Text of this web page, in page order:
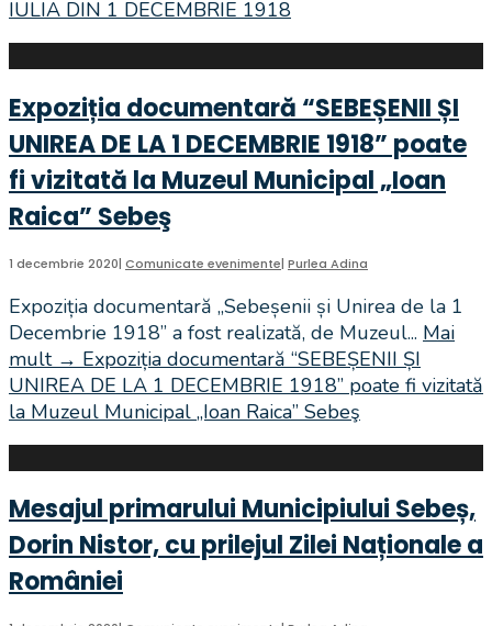
IULIA DIN 1 DECEMBRIE 1918
Expoziția documentară “SEBEȘENII ȘI
UNIREA DE LA 1 DECEMBRIE 1918” poate
fi vizitată la Muzeul Municipal „Ioan
Raica” Sebeş
1 decembrie 2020| Comunicate evenimente| Purlea Adina
Expoziția documentară „Sebeșenii și Unirea de la 1
Decembrie 1918” a fost realizată, de Muzeul... Mai
mult → Expoziția documentară “SEBEȘENII ȘI
UNIREA DE LA 1 DECEMBRIE 1918” poate fi vizitată
la Muzeul Municipal „Ioan Raica” Sebeş
Mesajul primarului Municipiului Sebeș,
Dorin Nistor, cu prilejul Zilei Naționale a
României